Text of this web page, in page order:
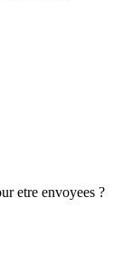
etre envoyees ?